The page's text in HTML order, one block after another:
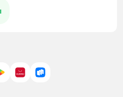
Google Play
AppGallery
RuStore